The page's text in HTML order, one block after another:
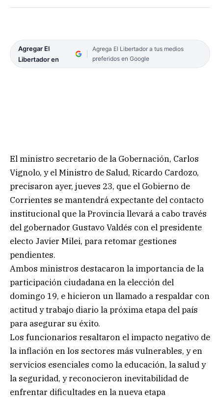
Agregar El
Libertador en
Agrega El Libertador a tus medios
preferidos en Google
El ministro secretario de la Gobernación, Carlos
Vignolo, y el Ministro de Salud, Ricardo Cardozo,
precisaron ayer, jueves 23, que el Gobierno de
Corrientes se mantendrá expectante del contacto
institucional que la Provincia llevará a cabo través
del gobernador Gustavo Valdés con el presidente
electo Javier Milei, para retomar gestiones
pendientes.
Ambos ministros destacaron la importancia de la
participación ciudadana en la elección del
domingo 19, e hicieron un llamado a respaldar con
actitud y trabajo diario la próxima etapa del país
para asegurar su éxito.
Los funcionarios resaltaron el impacto negativo de
la inflación en los sectores más vulnerables, y en
servicios esenciales como la educación, la salud y
la seguridad, y reconocieron inevitabilidad de
enfrentar dificultades en la nueva etapa